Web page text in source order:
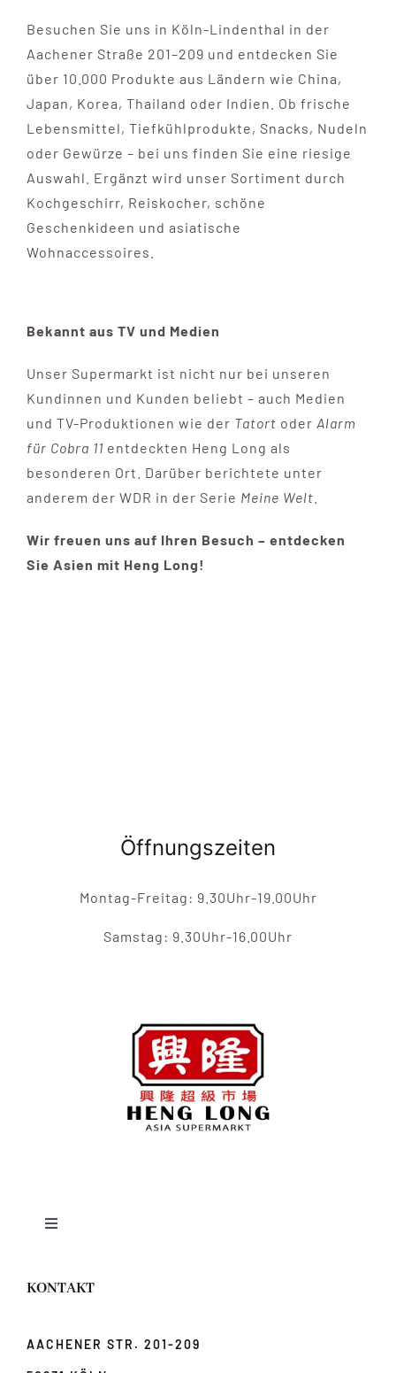
Besuchen Sie uns in Köln-Lindenthal in der
Aachener Straße 201–209 und entdecken Sie
über 10.000 Produkte aus Ländern wie China,
Japan, Korea, Thailand oder Indien. Ob frische
Lebensmittel, Tiefkühlprodukte, Snacks, Nudeln
oder Gewürze – bei uns finden Sie eine riesige
Auswahl. Ergänzt wird unser Sortiment durch
Kochgeschirr, Reiskocher, schöne
Geschenkideen und asiatische
Wohnaccessoires.
Bekannt aus TV und Medien
Unser Supermarkt ist nicht nur bei unseren
Kundinnen und Kunden beliebt – auch Medien
und TV-Produktionen wie der Tatort oder Alarm
für Cobra 11 entdeckten Heng Long als
besonderen Ort. Darüber berichtete unter
anderem der WDR in der Serie Meine Welt
Wir freuen uns auf Ihren Besuch – entdecken
Sie Asien mit Heng Long!
Öffnungszeiten
Montag-Freitag: 9.30Uhr-19.00Uhr
Samstag: 9.30Uhr-16.00Uhr
KONTAKT
AACHENER STR. 201-209
Toggle